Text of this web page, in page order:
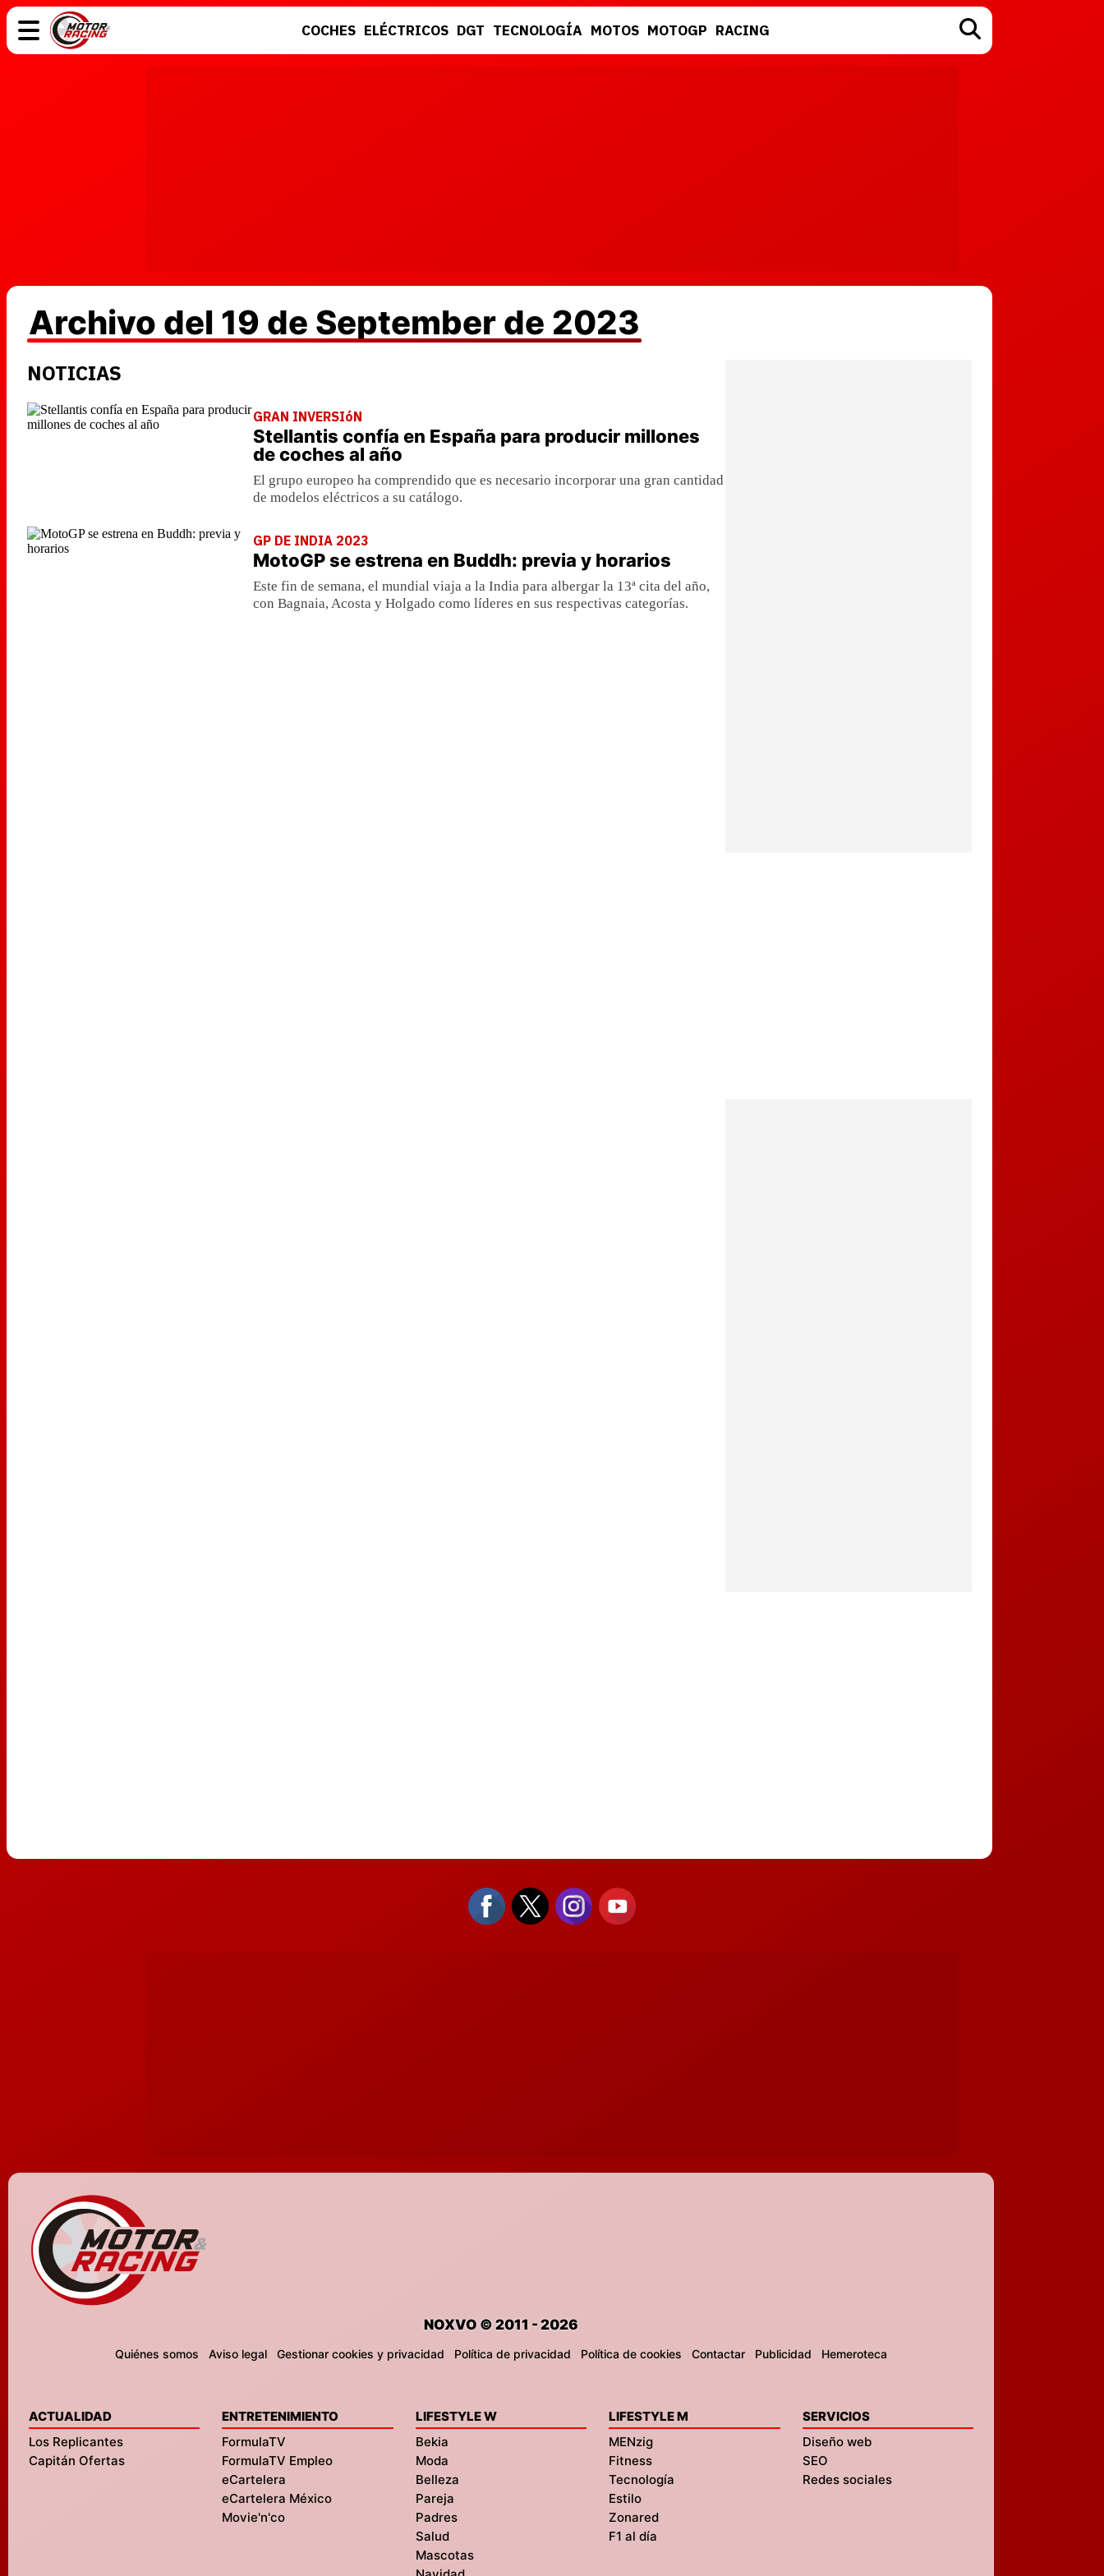
COCHES ELÉCTRICOS DGT TECNOLOGÍA MOTOS MOTOGP RACING
Archivo del 19 de September de 2023
NOTICIAS
GRAN INVERSIóN
Stellantis confía en España para producir millones
de coches al año
El grupo europeo ha comprendido que es necesario incorporar una gran cantidad
de modelos eléctricos a su catálogo.
GP DE INDIA 2023
MotoGP se estrena en Buddh: previa y horarios
Este fin de semana, el mundial viaja a la India para albergar la 13ª cita del año,
con Bagnaia, Acosta y Holgado como líderes en sus respectivas categorías.
NOXVO © 2011 - 2026
Quiénes somos Aviso legal Gestionar cookies y privacidad Política de privacidad Política de cookies Contactar Publicidad Hemeroteca
ACTUALIDAD
Los Replicantes
Capitán Ofertas
ENTRETENIMIENTO
FormulaTV
FormulaTV Empleo
eCartelera
eCartelera México
Movie'n'co
LIFESTYLE W
Bekia
Moda
Belleza
Pareja
Padres
Salud
Mascotas
LIFESTYLE M
MENzig
Fitness
Tecnología
Estilo
Zonared
F1 al día
SERVICIOS
Diseño web
SEO
Redes sociales